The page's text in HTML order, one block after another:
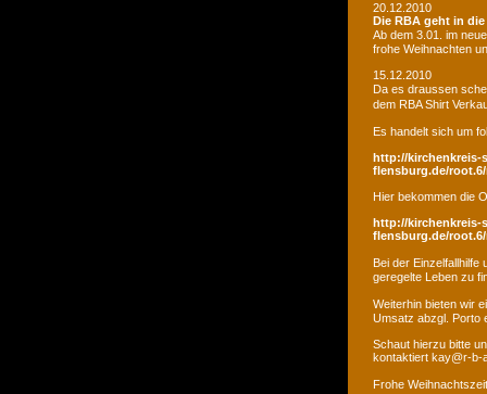
20.12.2010
Die RBA geht in
Ab dem 3.01. im
frohe Weihnachten
15.12.2010
Da es draussen
dem RBA Shirt
Es handelt sich um
http://kirchenkreis-
flensburg.de/
Hier bekommen die
http://kirchenkreis-
flensburg.de/
Bei der
geregelte Leben zu
Weiterhin bieten wir
Umsatz abzgl. Porto
Schaut hierzu bitte
kontaktiert kay@r-b-
Frohe